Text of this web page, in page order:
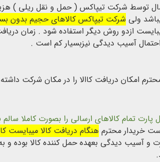
توسط شرکت تیپاکس ( حمل و نقل ریلی )
ولی شرکت تیپاکس کالاهای حجیم بدون
آسیب دیدگی نیزبسیار کم است .
امکان دریافت کاالا را در مکان شرکت
تمام کالاهای ارسالی را بصورت کاملا
خریدار محترم هنگام دریافت کالا میبایست
و آسیب دیدگی بعهده حمل کننده کالا بوده و